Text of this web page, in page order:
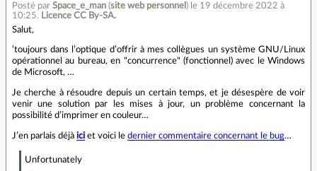
Posté par Space_e_man (site web personnel ) le 19 décembre 2022 à
10:25. Licence CC By‑SA.
Salut,
’toujours dans l’optique d’offrir à mes collègues un système GNU/Linux
opérationnel au bureau, en "concurrence" (fonctionnel) avec le Windows
de Microsoft, …
Je cherche à résoudre depuis un certain temps, et je désespère de voir
venir une solution par les mises à jour, un problème concernant la
possibilité d’imprimer en couleur…
J’en parlais déjà ici et voici le dernier commentaire concernant le bug…
Unfortunately